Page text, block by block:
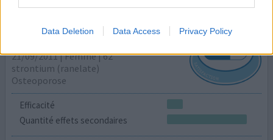
Data Deletion Data Access Privacy Policy
21/09/2011 | Femme | 62
strontium (ranelate)
Osteoporose
Efficacité
Quantité effets secondaires